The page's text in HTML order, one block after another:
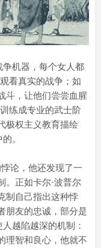
争机器，每个女人都
看真实的战争；如
斗，让他们尝尝血腥
练成专业的武士阶
极权主义教育描绘
。
论，他还发现了一
。正如卡尔·波普尔
制自己指出这种悖
朋友的忠诚，部分是
越陷越深的机制：
理智和良心，他就不